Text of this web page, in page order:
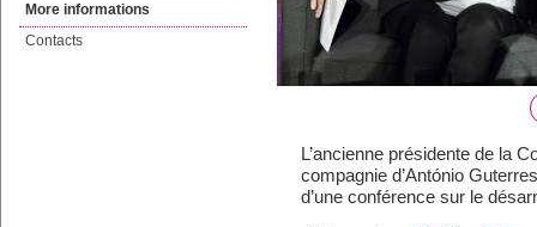
More informations
Contacts
L’ancienne présidente de la
compagnie d’António
d’une conférence sur le